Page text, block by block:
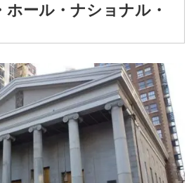
ホール・ナショナル・